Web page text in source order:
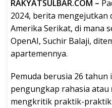
RAKYATSULBAR.COM –
2024, berita mengejutkan
Amerika Serikat, di mana
OpenAI, Suchir Balaji,
apartemennya.
Pemuda berusia 26
pengungkap rahasia atau
mengkritik praktik-